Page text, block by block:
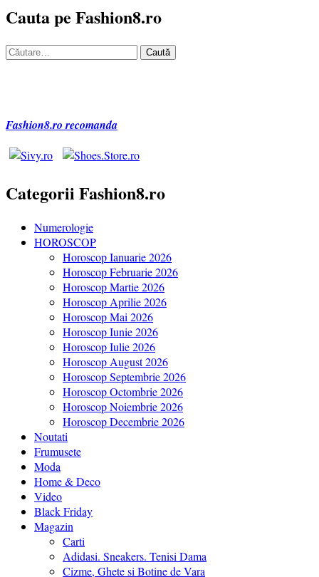
Cauta pe Fashion8.ro
Caută
Fashion8.ro recomanda
Categorii Fashion8.ro
Numerologie
HOROSCOP
Horoscop Ianuarie 2026
Horoscop Februarie 2026
Horoscop Martie 2026
Horoscop Aprilie 2026
Horoscop Mai 2026
Horoscop Iunie 2026
Horoscop Iulie 2026
Horoscop August 2026
Horoscop Septembrie 2026
Horoscop Octombrie 2026
Horoscop Noiembrie 2026
Horoscop Decembrie 2026
Noutati
Frumusete
Moda
Home & Deco
Video
Black Friday
Magazin
Carti
Adidasi. Sneakers. Tenisi Dama
Cizme, Ghete si Botine de Vara